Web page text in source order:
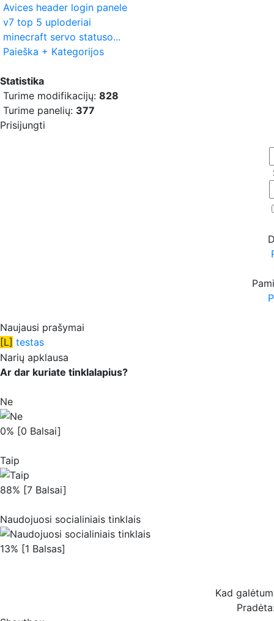
Avices header login panele
v7 top 5 uploderiai
minecraft servo statuso...
Paieška + Kategorijos
Statistika
Turime modifikacijų: 828
Turime panelių: 377
Prisijungti
Naujausi prašymai
[L] testas
Narių apklausa
Ar dar kuriate tinklalapius?
Ne
0% [0 Balsai]
Taip
88% [7 Balsai]
Naudojuosi socialiniais tinklais
13% [1 Balsas]
Kad